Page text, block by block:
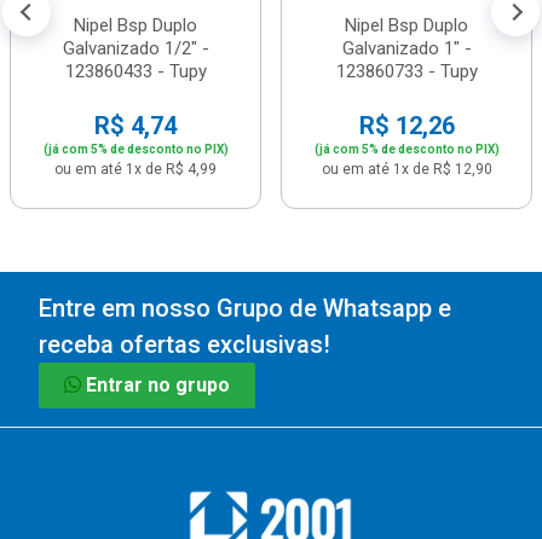
Nipel Bsp Duplo
Galvanizado 1/2" -
123860433 - Tupy
R$ 4,74
(já com 5% de desconto no PIX)
ou em até 1x de R$ 4,99
Nipel Bsp Duplo
Galvanizado 1" -
123860733 - Tupy
R$ 12,26
(já com 5% de desconto no PIX)
ou em até 1x de R$ 12,90
Entre em nosso Grupo de Whatsapp e
receba ofertas exclusivas!
Entrar no grupo